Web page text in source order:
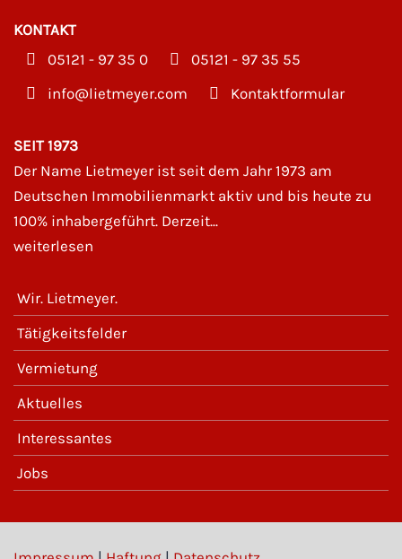
KONTAKT
05121 - 97 35 0
05121 - 97 35 55
moc.reyemteil@ofni
Kontaktformular
SEIT 1973
Der Name Lietmeyer ist seit dem Jahr 1973 am
Deutschen Immobilienmarkt aktiv und bis heute zu
100% inhabergeführt. Derzeit...
weiterlesen
Wir. Lietmeyer.
Tätigkeitsfelder
Vermietung
Aktuelles
Interessantes
Jobs